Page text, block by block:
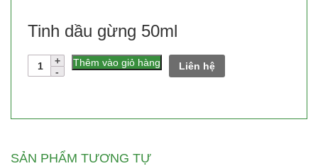
Tinh dầu gừng 50ml
Số
lượng
Thêm vào giỏ hàng Liên hệ
SẢN PHẨM TƯƠNG TỰ